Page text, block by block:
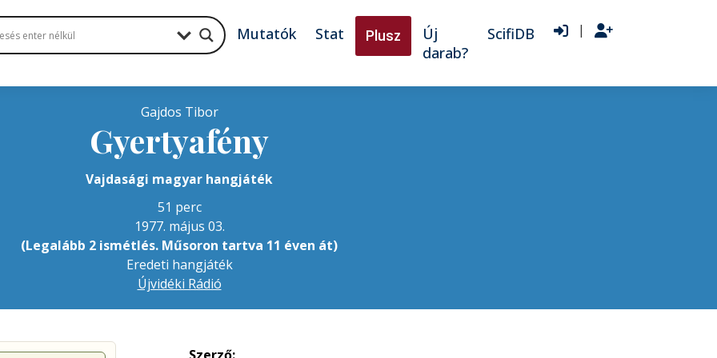
Mutatók Stat Plusz
Új
darab?
ScifiDB |
Gajdos Tibor
Gyertyafény
Vajdasági magyar hangjáték
51 perc
1977. május 03.
(Legalább 2 ismétlés. Műsoron tartva 11 éven át)
Eredeti hangjáték
Újvidéki Rádió